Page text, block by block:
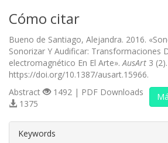
Cómo citar
Bueno de Santiago, Alejandra. 2016.
Sonorizar Y Audificar: Transformaciones
electromagnético En El Arte». AusArt 3 (2).
https://doi.org/10.1387/ausart.15966.
Abstract
1492 | PDF Downloads
1375
Keywords